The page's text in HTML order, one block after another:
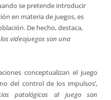
se pretende introducir
en materia de juegos, es
De hecho, destaca,
videojuegos son una
conceptualizan el juego
del control de los impulsos’,
patológicas al juego son